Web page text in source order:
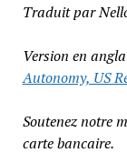
Traduit par
Version en
Autonomy, US
Soutenez notre
carte bancaire.